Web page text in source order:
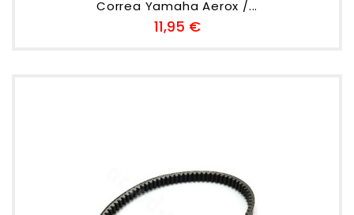
Correa Yamaha Aerox /...
11,95 €Preu